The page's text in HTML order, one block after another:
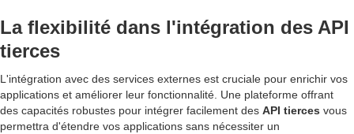
La flexibilité dans l'intégration des API
tierces
L'intégration avec des services externes est cruciale pour enrichir vos
applications et améliorer leur fonctionnalité. Une plateforme offrant
des capacités robustes pour intégrer facilement des API tierces vous
permettra d'étendre vos applications sans nécessiter un